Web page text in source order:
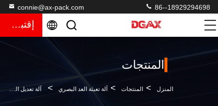
connie@ax-pack.com 86--18929294698
إقتباس
المنتجات
المنزل > المنتجات > آلة تعبئة العد البصري > آلة تعديل الحساب البصري المتكاملة عالية الدقة 8000-10000 قطعة / دقيقة